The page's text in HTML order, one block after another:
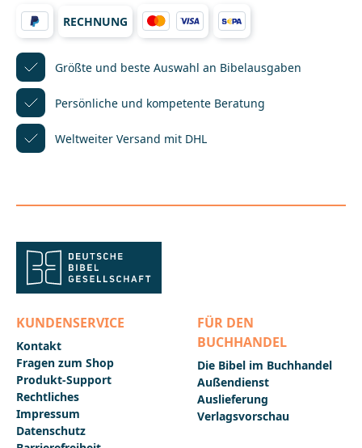
wenden Sie sich bitte an:Deutsche
BibelgesellschaftBalinger Str. 31 A70567
Stuttgartproduktsicherheit@dbg.de
RECHNUNG
Größte und beste Auswahl an Bibelausgaben
Persönliche und kompetente Beratung
Weltweiter Versand mit DHL
KUNDENSERVICE
Kontakt
Fragen zum Shop
Produkt-Support
Rechtliches
Impressum
Datenschutz
FÜR DEN
BUCHHANDEL
Die Bibel im Buchhandel
Außendienst
Auslieferung
Verlagsvorschau